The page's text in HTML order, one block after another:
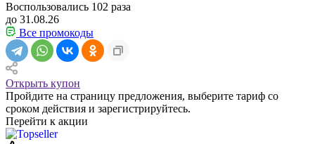
Воспользовались 102 раза
до 31.08.26
Все промокоды
Открыть купон
Пройдите на страницу предложения, выберите тариф со
сроком действия и зарегистрируйтесь.
Перейти к акции